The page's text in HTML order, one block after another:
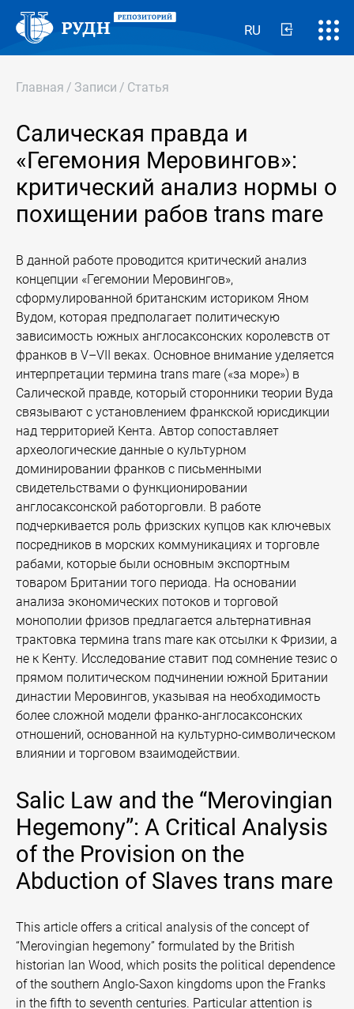
RU
Главная / Записи / Статья
Салическая правда и
«Гегемония Меровингов»:
критический анализ нормы о
похищении рабов trans mare
В данной работе проводится критический анализ
концепции «Гегемонии Меровингов»,
сформулированной британским историком Яном
Вудом, которая предполагает политическую
зависимость южных англосаксонских королевств от
франков в V–VII веках. Основное внимание уделяется
интерпретации термина trans mare («за море») в
Салической правде, который сторонники теории Вуда
связывают с установлением франкской юрисдикции
над территорией Кента. Автор сопоставляет
археологические данные о культурном
доминировании франков с письменными
свидетельствами о функционировании
англосаксонской работорговли. В работе
подчеркивается роль фризских купцов как ключевых
посредников в морских коммуникациях и торговле
рабами, которые были основным экспортным
товаром Британии того периода. На основании
анализа экономических потоков и торговой
монополии фризов предлагается альтернативная
трактовка термина trans mare как отсылки к Фризии, а
не к Кенту. Исследование ставит под сомнение тезис о
прямом политическом подчинении южной Британии
династии Меровингов, указывая на необходимость
более сложной модели франко-англосаксонских
отношений, основанной на культурно-символическом
влиянии и торговом взаимодействии.
Salic Law and the “Merovingian
Hegemony”: A Critical Analysis
of the Provision on the
Abduction of Slaves trans mare
This article offers a critical analysis of the concept of
“Merovingian hegemony” formulated by the British
historian Ian Wood, which posits the political dependence
of the southern Anglo-Saxon kingdoms upon the Franks
in the fifth to seventh centuries. Particular attention is